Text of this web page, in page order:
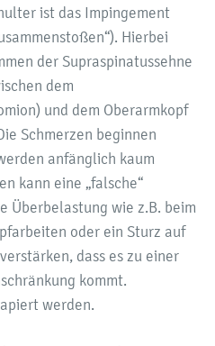
ist das Impingement
Hierbei
der Supraspinatussehne
dem
und dem Oberarmkopf
Schmerzen beginnen
anfänglich kaum
kann eine „falsche“
Überbelastung wie z.B. beim
oder ein Sturz auf
dass es zu einer
kommt.
werden.